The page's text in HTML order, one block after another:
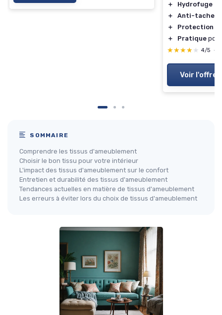
＋
Hydrofuge
＋
Anti-taches
＋
Protection
＋
Pratique
★★★★★
★★★★★ 4/5 —
Voir l'offre
SOMMAIRE
Comprendre les tissus d'ameublement
Choisir le bon tissu pour votre intérieur
L'impact des tissus d'ameublement sur le confort
Entretien et durabilité des tissus d'ameublement
Tendances actuelles en matière de tissus d'ameublement
Les erreurs à éviter lors du choix de tissus d'ameublement